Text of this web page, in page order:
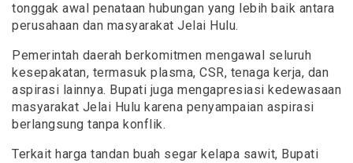
tonggak awal penataan hubungan yang lebih baik antara
perusahaan dan masyarakat Jelai Hulu.
Pemerintah daerah berkomitmen mengawal seluruh
kesepakatan, termasuk plasma, CSR, tenaga kerja, dan
aspirasi lainnya. Bupati juga mengapresiasi kedewasaan
masyarakat Jelai Hulu karena penyampaian aspirasi
berlangsung tanpa konflik.
Terkait harga tandan buah segar kelapa sawit, Bupati